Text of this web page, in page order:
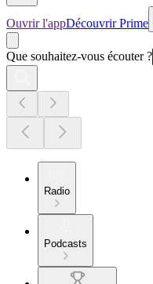
Ouvrir l'appDécouvrir Prime
Que souhaitez-vous écouter ?
Radio
Podcasts